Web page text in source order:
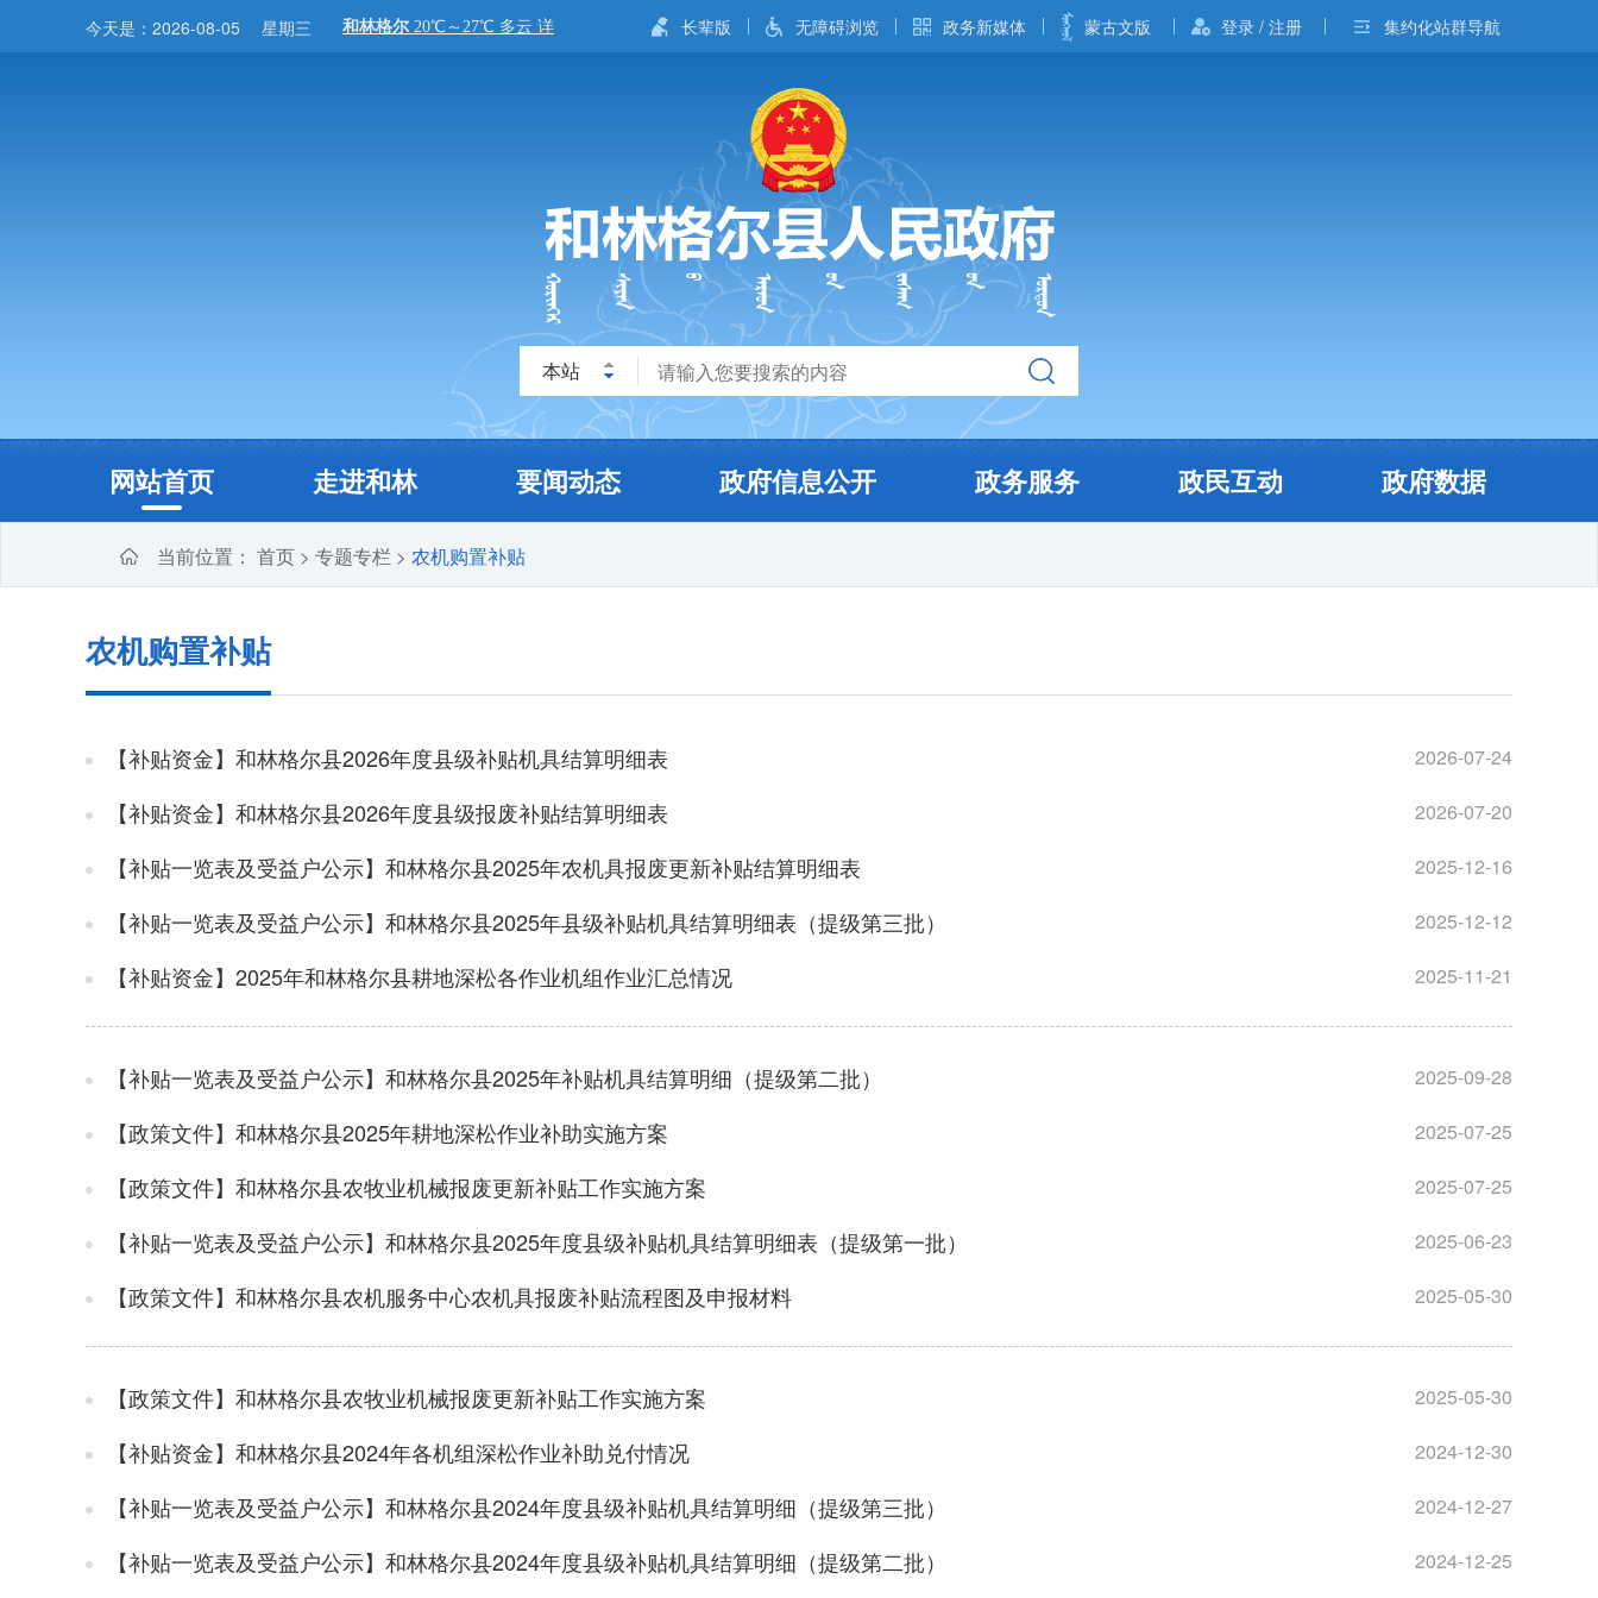
今天是： 2026-08-05 星期三 长辈版 无障碍浏览 政务新媒体 蒙古文版 登录 / 注册 集约化站群导航
本站
网站首页 走进和林 要闻动态 政府信息公开 政务服务 政民互动 政府数据
当前位置： 首页 > 专题专栏 > 农机购置补贴
农机购置补贴
【补贴资金】和林格尔县2026年度县级补贴机具结算明细表 2026-07-24
【补贴资金】和林格尔县2026年度县级报废补贴结算明细表 2026-07-20
【补贴一览表及受益户公示】和林格尔县2025年农机具报废更新补贴结算明细表 2025-12-16
【补贴一览表及受益户公示】和林格尔县2025年县级补贴机具结算明细表（提级第三批） 2025-12-12
【补贴资金】2025年和林格尔县耕地深松各作业机组作业汇总情况 2025-11-21
【补贴一览表及受益户公示】和林格尔县2025年补贴机具结算明细（提级第二批） 2025-09-28
【政策文件】和林格尔县2025年耕地深松作业补助实施方案 2025-07-25
【政策文件】和林格尔县农牧业机械报废更新补贴工作实施方案 2025-07-25
【补贴一览表及受益户公示】和林格尔县2025年度县级补贴机具结算明细表（提级第一批） 2025-06-23
【政策文件】和林格尔县农机服务中心农机具报废补贴流程图及申报材料 2025-05-30
【政策文件】和林格尔县农牧业机械报废更新补贴工作实施方案 2025-05-30
【补贴资金】和林格尔县2024年各机组深松作业补助兑付情况 2024-12-30
【补贴一览表及受益户公示】和林格尔县2024年度县级补贴机具结算明细（提级第三批） 2024-12-27
【补贴一览表及受益户公示】和林格尔县2024年度县级补贴机具结算明细（提级第二批） 2024-12-25